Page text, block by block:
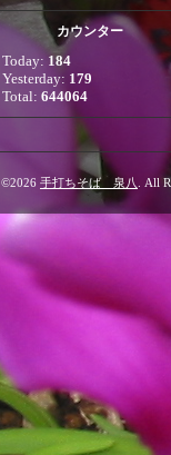
カウンター
Today: 184
Yesterday: 179
Total: 644064
©2026 手打ちそば 泉八 . All